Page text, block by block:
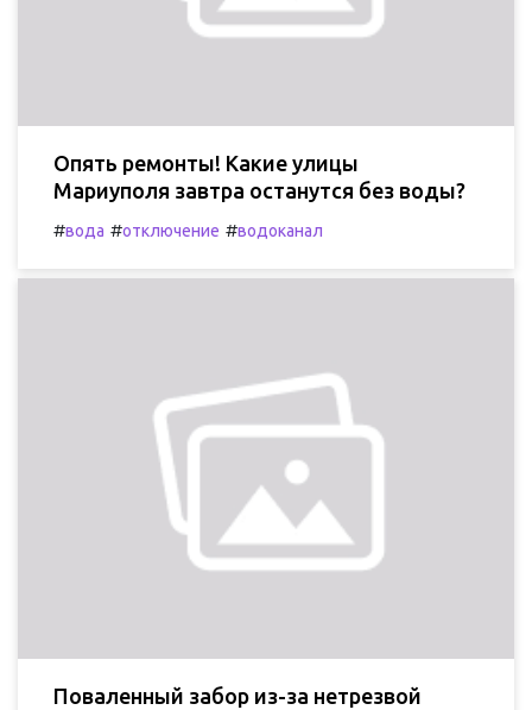
Опять ремонты! Какие улицы
Мариуполя завтра останутся без воды?
#вода #отключение #водоканал
Поваленный забор из-за нетрезвой